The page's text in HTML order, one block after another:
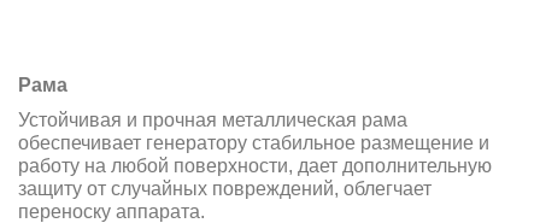
Рама
Устойчивая и прочная металлическая рама
обеспечивает генератору стабильное размещение и
работу на любой поверхности, дает дополнительную
защиту от случайных повреждений, облегчает
переноску аппарата.